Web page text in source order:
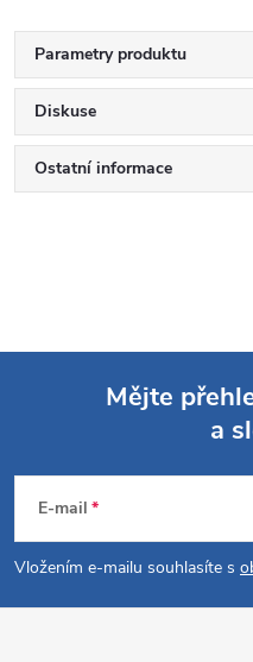
Parametry produktu
Diskuse
Ostatní informace
p
a
Mějte
a
E-mail
Vložením e-mailu souhlasíte s